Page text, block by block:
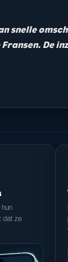
snelle
De
hun
dat ze